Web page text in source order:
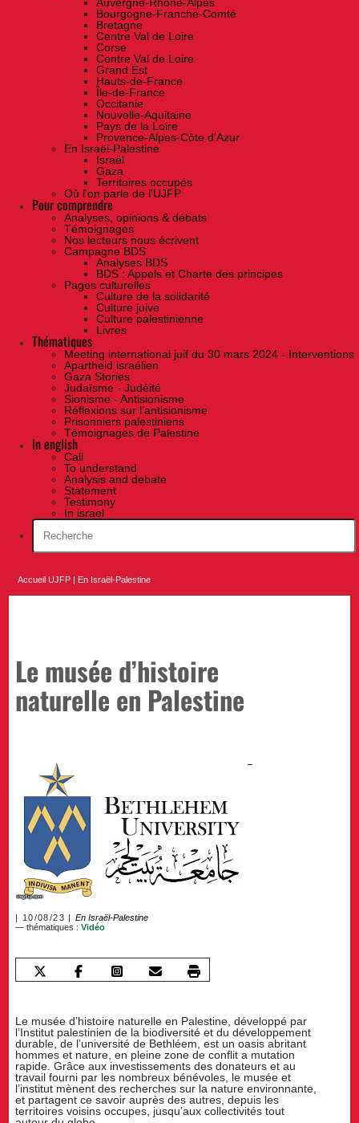
Bourgogne-Franche-Comté
Bretagne
Centre Val de Loire
Corse
Centre Val de Loire
Grand Est
Hauts-de-France
Île-de-France
Occitanie
Nouvelle-Aquitaine
Pays de la Loire
Provence-Alpes-Côte d'Azur
En Israël-Palestine
Israël
Gaza
Territoires occupés
Où l'on parle de l'UJFP
Pour comprendre
Analyses, opinions & débats
Témoignages
Nos lecteurs nous écrivent
Campagne BDS
Analyses BDS
BDS : Appels et Charte des principes
Pages culturelles
Culture de la solidarité
Culture juive
Culture palestinienne
Livres
Thématiques
Meeting international juif du 30 mars 2024 - Interventions
Apartheid israélien
Gaza Stories
Judaïsme - Judéité
Sionisme - Antisionisme
Réflexions sur l’antisionisme
Prisonniers palestiniens
Témoignages de Palestine
In english
Call
To understand
Analysis and debate
Statement
Testimony
In israel
Accueil UJFP En Israël-Palestine
Le musée d’histoire
naturelle en Palestine
10/08/23
En Israël-Palestine
— thématiques :Vidéo
Le musée d’histoire naturelle en Palestine, développé par
l’Institut palestinien de la biodiversité et du développement
durable, de l’université de Bethléem, est un oasis abritant
hommes et nature, en pleine zone de conflit a mutation
rapide. Grâce aux investissements des donateurs et au
travail fourni par les nombreux bénévoles, le musée et
l’institut mènent des recherches sur la nature environnante,
et partagent ce savoir auprès des autres, depuis les
territoires voisins occupes, jusqu’aux collectivités tout